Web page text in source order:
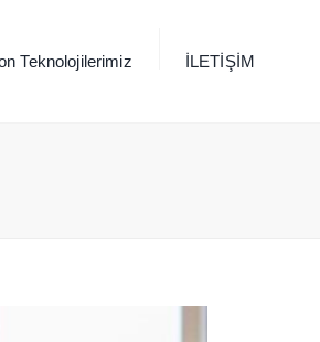
Teknolojilerimiz İLETİŞİM